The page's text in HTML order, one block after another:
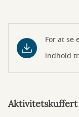
For at se
indhold
Aktivitetskuffert